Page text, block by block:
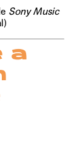
Sony Music
a